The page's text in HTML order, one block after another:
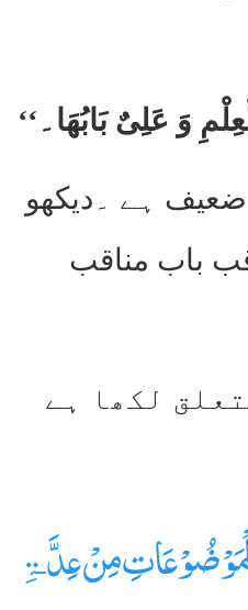
وَ عَلِیٌ بَابُھَا۔‘‘
ہے ۔دیکھو
باب مناقب
لکھا ہے
مِنْ عِدَّۃِ